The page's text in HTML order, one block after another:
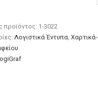
προϊόντος: 1-3022
Λογιστικά Έντυπα,Χαρτικά-